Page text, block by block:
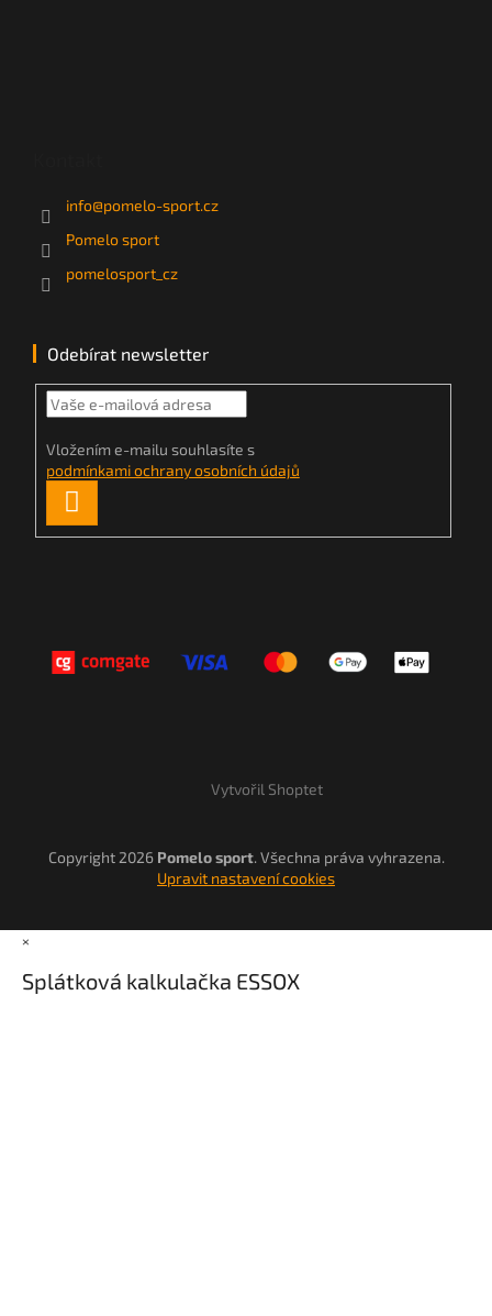
info@pomelo-sport.cz
Pomelo sport
pomelosport_cz
Odebírat newsletter
Vložením e-mailu souhlasíte s
podmínkami ochrany osobních údajů
SE
Vytvořil Shoptet
Copyright 2026 Pomelo sport. Všechna práva vyhrazena.
Upravit nastavení cookies
×
Splátková kalkulačka ESSOX